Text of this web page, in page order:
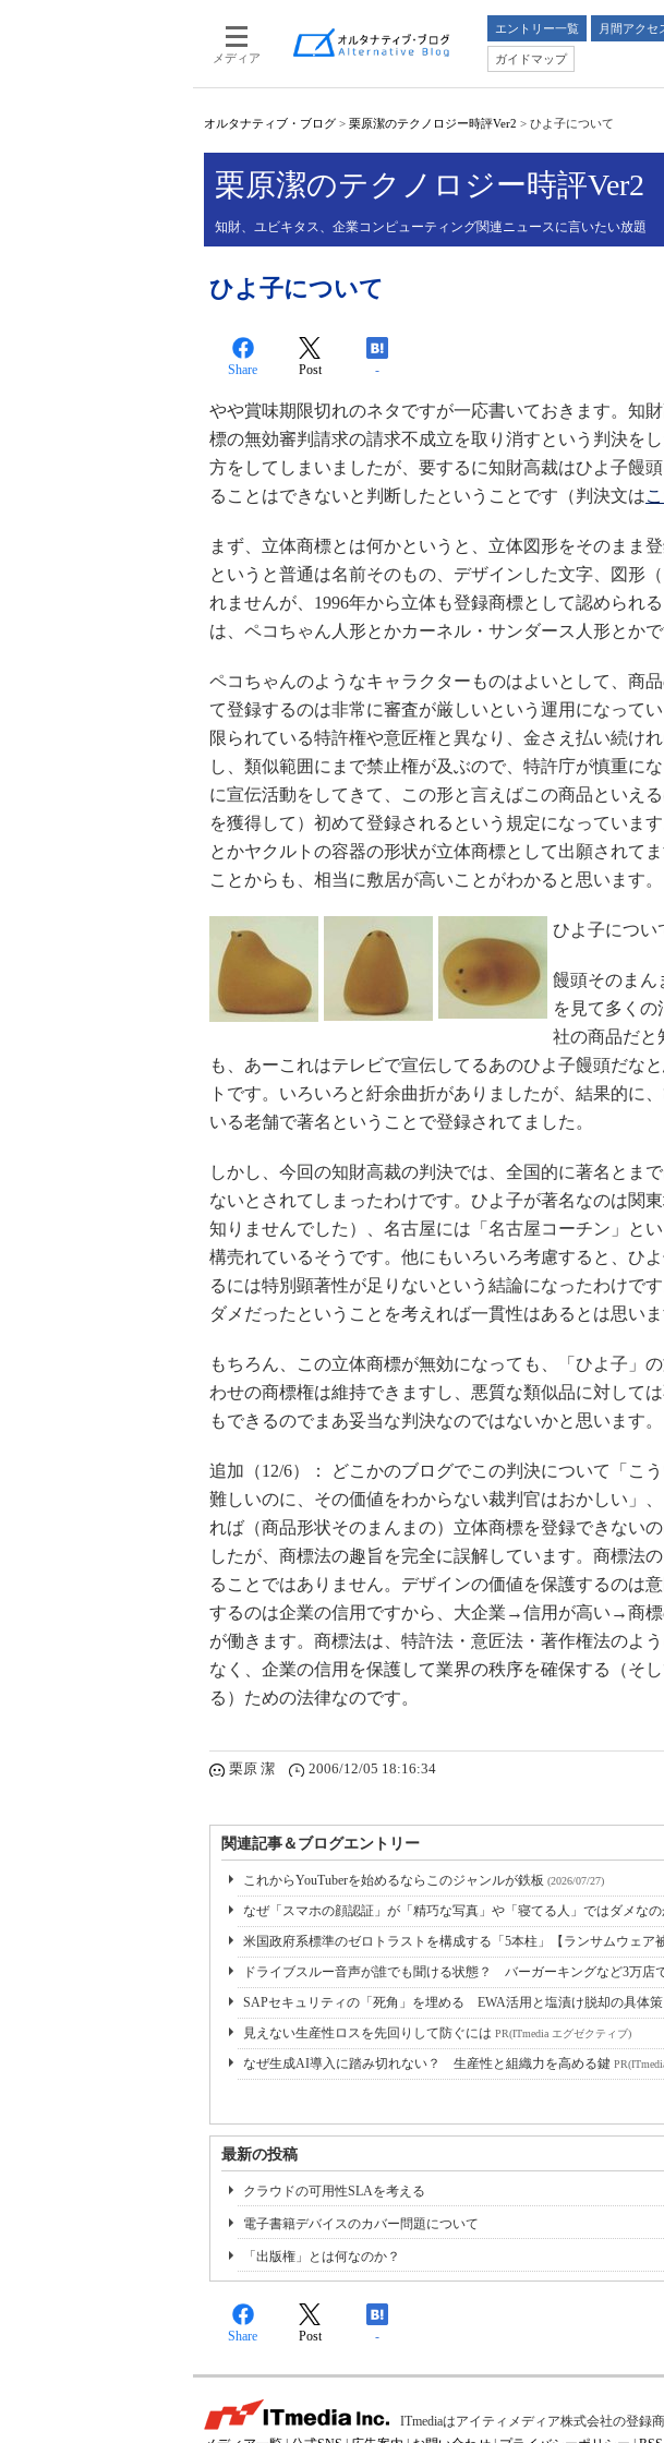
メディア
エントリー一覧 月間アクセ
ガイドマップ
オルタナティブ・ブログ > 栗原潔のテクノロジー時評Ver2 > ひよ子について
栗原潔のテクノロジー時評Ver2
知財、ユビキタス、企業コンピューティング関連ニュースに言いたい放題
ひよ子について
Share Post -
やや賞味期限切れのネタですが一応書いておきます。知
標の無効審判請求の請求不成立を取り消すという判決をし
方をしてしまいましたが、要するに知財高裁はひよ子饅
ることはできないと判断したということです（判決文は
まず、立体商標とは何かというと、立体図形をそのまま
というと普通は名前そのもの、デザインした文字、図形
れませんが、1996年から立体も登録商標として認められ
は、ペコちゃん人形とかカーネル・サンダース人形とかで
ペコちゃんのようなキャラクターものはよいとして、商
て登録するのは非常に審査が厳しいという運用になって
限られている特許権や意匠権と異なり、金さえ払い続け
し、類似範囲にまで禁止権が及ぶので、特許庁が慎重に
に宣伝活動をしてきて、この形と言えばこの商品といえ
を獲得して）初めて登録されるという規定になっていま
とかヤクルトの容器の形状が立体商標として出願されて
ことからも、相当に敷居が高いことがわかると思います。
ひよ子につい
饅頭そのまん
を見て多くの
社の商品だと
も、あーこれはテレビで宣伝してるあのひよ子饅頭だな
トです。いろいろと紆余曲折がありましたが、結果的に
いる老舗で著名ということで登録されてました。
しかし、今回の知財高裁の判決では、全国的に著名とま
ないとされてしまったわけです。ひよ子が著名なのは関
知りませんでした）、名古屋には「名古屋コーチン」と
構売れているそうです。他にもいろいろ考慮すると、ひ
るには特別顕著性が足りないという結論になったわけで
ダメだったということを考えれば一貫性はあるとは思いま
もちろん、この立体商標が無効になっても、「ひよ子」
わせの商標権は維持できますし、悪質な類似品に対して
もできるのでまあ妥当な判決なのではないかと思います。
追加（12/6）： どこかのブログでこの判決について「こ
難しいのに、その価値をわからない裁判官はおかしい」
れば（商品形状そのまんまの）立体商標を登録できない
したが、商標法の趣旨を完全に誤解しています。商標法
ることではありません。デザインの価値を保護するのは
するのは企業の信用ですから、大企業→信用が高い→商
が働きます。商標法は、特許法・意匠法・著作権法のよ
なく、企業の信用を保護して業界の秩序を確保する（そ
る）ための法律なのです。
栗原 潔 2006/12/05 18:16:34
関連記事＆ブログエントリー
これからYouTuberを始めるならこのジャンルが鉄板 (2026/07/27)
なぜ「スマホの顔認証」が「精巧な写真」や「寝てる人」ではダメなの
米国政府系標準のゼロトラストを構成する「5本柱」【ランサムウェア
ドライブスルー音声が誰でも聞ける状態？ バーガーキングなど3万店
SAPセキュリティの「死角」を埋める EWA活用と塩漬け脱却の具体策
見えない生産性ロスを先回りして防ぐには PR(ITmedia エグゼクティブ)
なぜ生成AI導入に踏み切れない？ 生産性と組織力を高める鍵
最新の投稿
クラウドの可用性SLAを考える
電子書籍デバイスのカバー問題について
「出版権」とは何なのか？
Share Post -
ITmediaはアイティメディア株式会社の登録商